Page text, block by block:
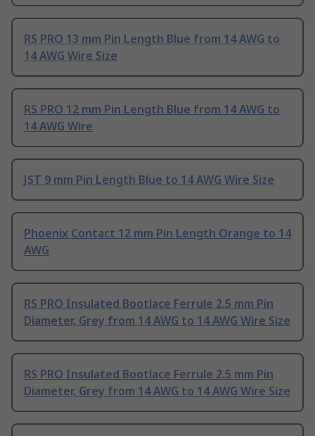
RS PRO 13 mm Pin Length Blue from 14 AWG to
14 AWG Wire Size
RS PRO 12 mm Pin Length Blue from 14 AWG to
14 AWG Wire
JST 9 mm Pin Length Blue to 14 AWG Wire Size
Phoenix Contact 12 mm Pin Length Orange to 14
AWG
RS PRO Insulated Bootlace Ferrule 2.5 mm Pin
Diameter, Grey from 14 AWG to 14 AWG Wire Size
RS PRO Insulated Bootlace Ferrule 2.5 mm Pin
Diameter, Grey from 14 AWG to 14 AWG Wire Size